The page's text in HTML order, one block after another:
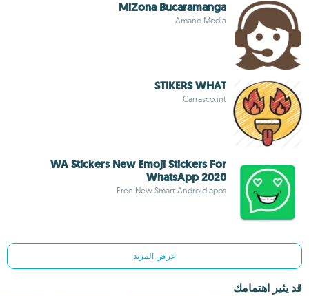
MiZona Bucaramanga
Amano Media
STIKERS WHAT
Carrasco.int
WA Stickers New Emoji Stickers For
WhatsApp 2020
Free New Smart Android apps
عرض المزيد
قد يثير اهتمامك